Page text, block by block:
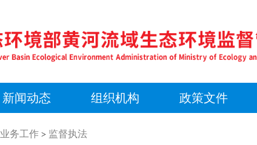
新闻动态 组织机构 政策文件
业务工作 > 监督执法